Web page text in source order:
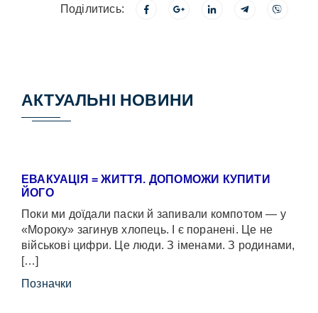
Поділитись:
АКТУАЛЬНІ НОВИНИ
ЕВАКУАЦІЯ = ЖИТТЯ. ДОПОМОЖИ КУПИТИ
ЙОГО
Поки ми доїдали паски й запивали компотом — у
«Мороку» загинув хлопець. І є поранені. Це не
військові цифри. Це люди. З іменами. З родинами,
[…]
Позначки